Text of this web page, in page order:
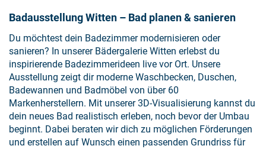
Badausstellung Witten – Bad planen & sanieren
Du möchtest dein Badezimmer modernisieren oder
sanieren? In unserer Bädergalerie Witten erlebst du
inspirierende Badezimmerideen live vor Ort. Unsere
Ausstellung zeigt dir moderne Waschbecken, Duschen,
Badewannen und Badmöbel von über 60
Markenherstellern. Mit unserer 3D-Visualisierung kannst du
dein neues Bad realistisch erleben, noch bevor der Umbau
beginnt. Dabei beraten wir dich zu möglichen Förderungen
und erstellen auf Wunsch einen passenden Grundriss für